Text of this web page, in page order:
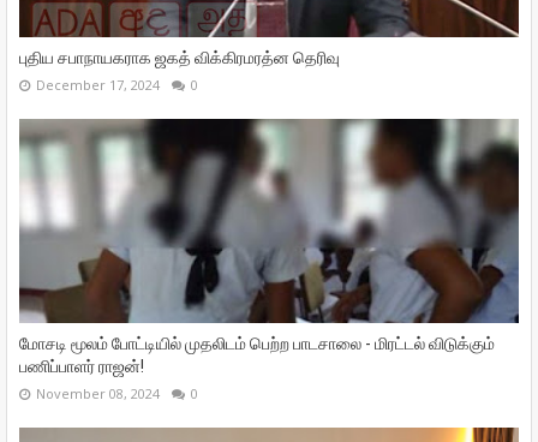
புதிய சபாநாயகராக ஜகத் விக்கிரமரத்ன தெரிவு
December 17, 2024 0
மோசடி மூலம் போட்டியில் முதலிடம் பெற்ற பாடசாலை - மிரட்டல் விடுக்கும்
பணிப்பாளர் ராஜன்!
November 08, 2024 0